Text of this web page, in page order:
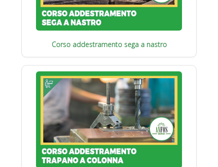
Corso addestramento sega a nastro